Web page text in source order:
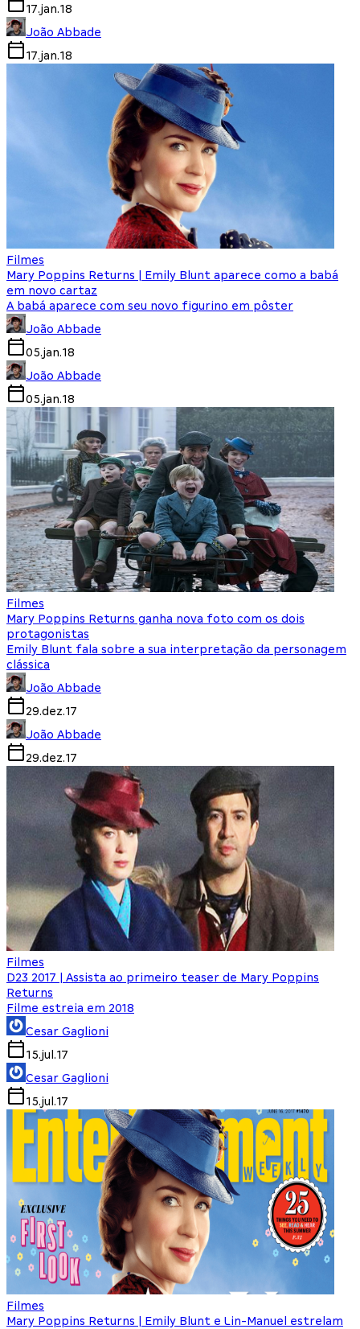
17.jan.18
João Abbade
17.jan.18
Filmes
Mary Poppins Returns | Emily Blunt aparece como a babá
em novo cartaz
A babá aparece com seu novo figurino em pôster
João Abbade
05.jan.18
João Abbade
05.jan.18
Filmes
Mary Poppins Returns ganha nova foto com os dois
protagonistas
Emily Blunt fala sobre a sua interpretação da personagem
clássica
João Abbade
29.dez.17
João Abbade
29.dez.17
Filmes
D23 2017 | Assista ao primeiro teaser de Mary Poppins
Returns
Filme estreia em 2018
Cesar Gaglioni
15.jul.17
Cesar Gaglioni
15.jul.17
Filmes
Mary Poppins Returns | Emily Blunt e Lin-Manuel estrelam